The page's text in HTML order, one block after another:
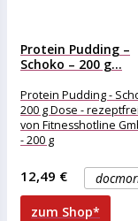
Protein Pudding –
Schoko – 200 g...
Protein Pudding -
200 g Dose -
von Fitnesshotline
- 200 g
12,49 €
zum Shop*